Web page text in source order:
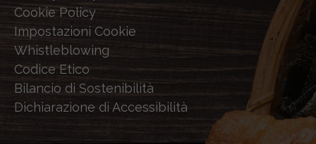
Cookie Policy
Impostazioni Cookie
Whistleblowing
Codice Etico
Bilancio di Sostenibilità
Dichiarazione di Accessibilità